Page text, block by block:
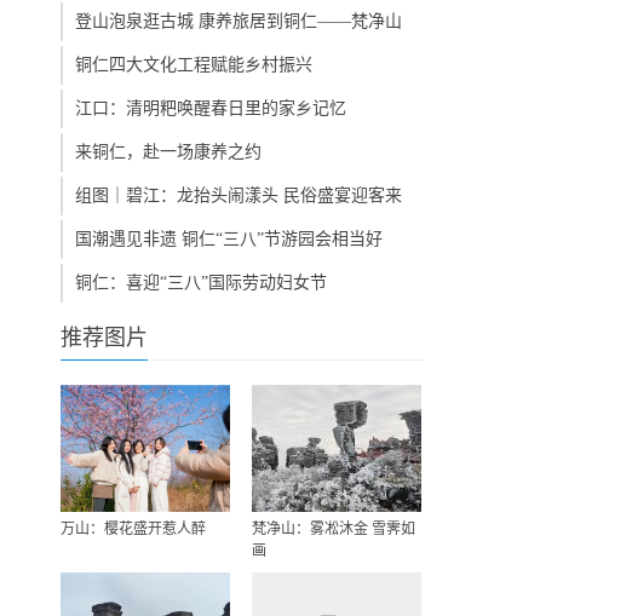
登山泡泉逛古城 康养旅居到铜仁——梵净山
铜仁四大文化工程赋能乡村振兴
江口：清明粑唤醒春日里的家乡记忆
来铜仁，赴一场康养之约
组图｜碧江：龙抬头闹漾头 民俗盛宴迎客来
国潮遇见非遗 铜仁“三八”节游园会相当好
铜仁：喜迎“三八”国际劳动妇女节
推荐图片
万山：樱花盛开惹人醉
梵净山：雾凇沐金 雪霁如
画